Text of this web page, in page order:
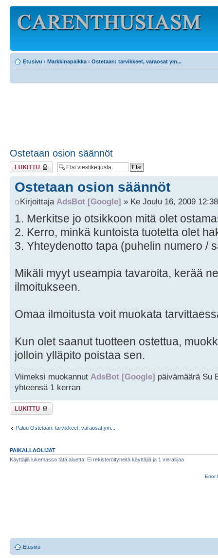
Etusivu ‹ Markkinapaikka ‹ Ostetaan: tarvikkeet, varaosat ym...
Ostetaan osion säännöt
Viestiketju on
lukittu
Ostetaan osion säännöt
Kirjoittaja AdsBot [Google] » Ke Joulu 16, 2009
1. Merkitse jo otsikkoon mitä olet
2. Kerro, minkä kuntoista tuotetta olet
3. Yhteydenotto tapa (puhelin numero /
Mikäli myyt useampia tavaroita, kerää
ilmoitukseen.
Omaa ilmoitusta voit muokata
Kun olet saanut tuotteen ostettua,
jolloin ylläpito poistaa sen.
Viimeksi muokannut AdsBot [Google] päivämäärä Su
yhteensä 1 kerran
Viestiketju on
lukittu
Paluu Ostetaan: tarvikkeet, varaosat ym...
PAIKALLAOLIJAT
Käyttäjiä lukemassa tätä aluetta: Ei rekisteröityneitä käyttäjiä ja 1 vierailijaa
Error
Etusivu